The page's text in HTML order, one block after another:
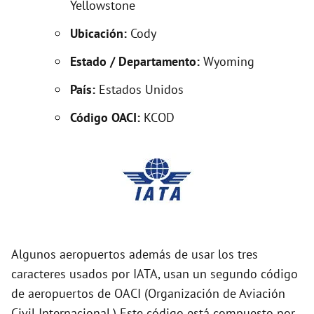
d
e
o
Yellowstone
Ubicación: Cody
Estado / Departamento: Wyoming
País: Estados Unidos
Código OACI: KCOD
Algunos aeropuertos además de usar los tres
caracteres usados por IATA, usan un segundo código
de aeropuertos de OACI (Organización de Aviación